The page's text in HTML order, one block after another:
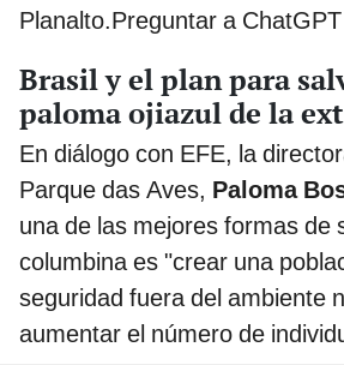
Planalto.Preguntar a ChatGPT
Brasil y el plan para
paloma ojiazul de la
En diálogo con EFE, la
Parque das Aves, Paloma
una de las mejores formas de
columbina es "crear una
seguridad fuera del ambiente
aumentar el número de